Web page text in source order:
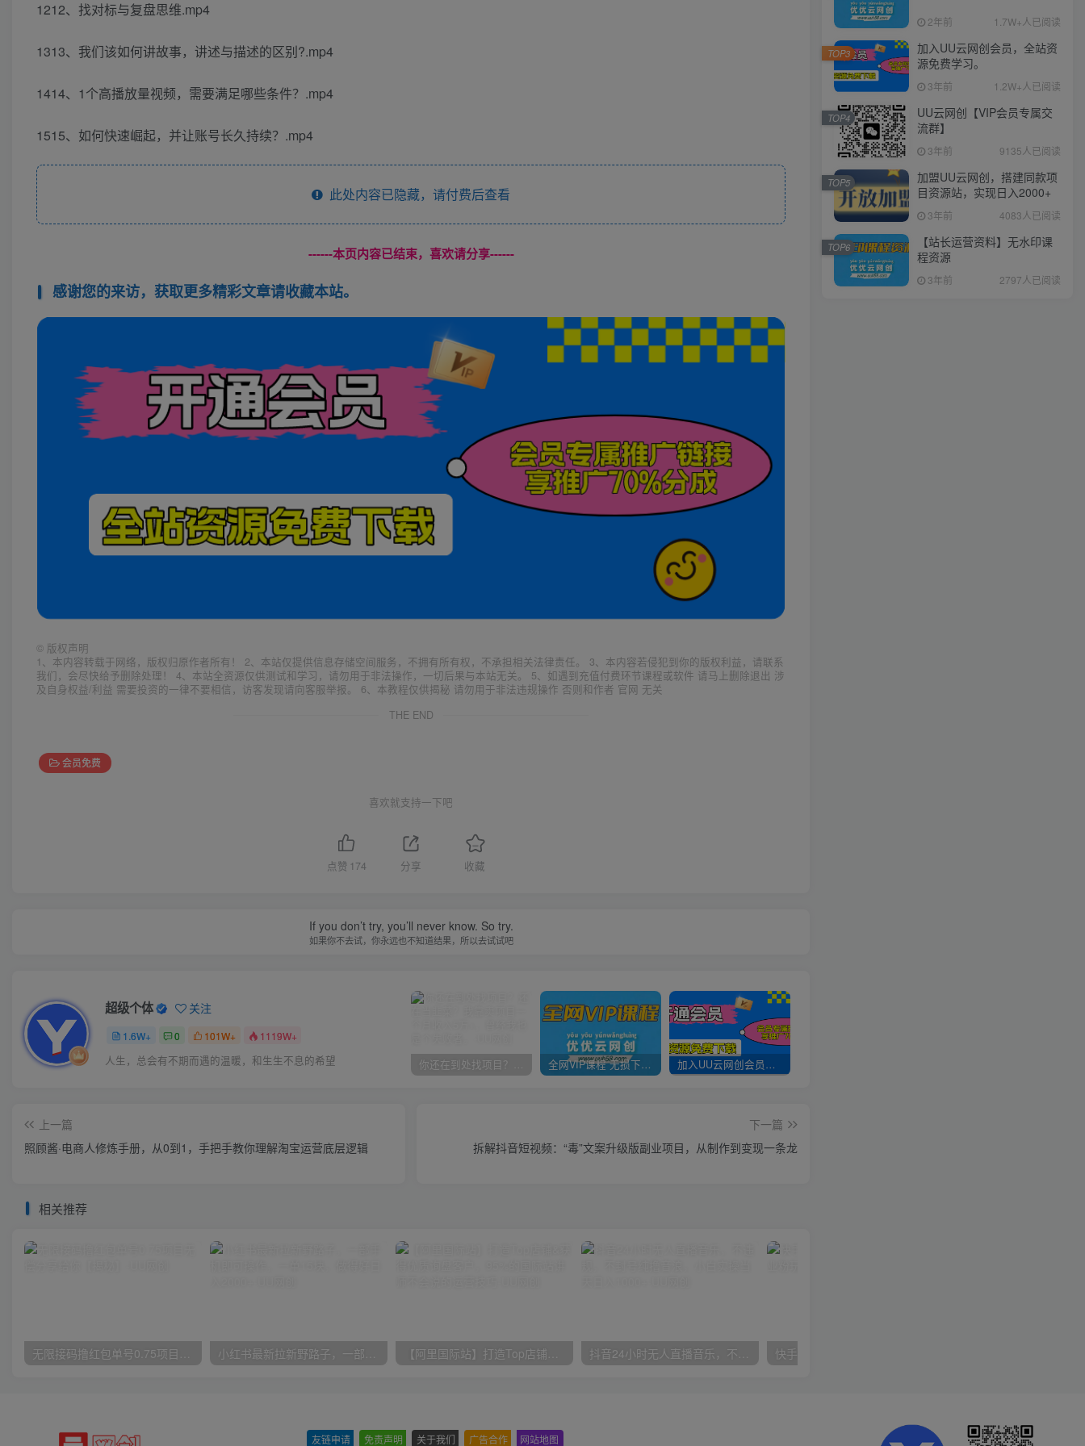
1212、找对标与复盘思维.mp4
1313、我们该如何讲故事，讲述与描述的区别?.mp4
1414、1个高播放量视频，需要满足哪些条件？.mp4
1515、如何快速崛起，并让账号长久持续？.mp4
此处内容已隐藏，请付费后查看
------本页内容已结束，喜欢请分享------
感谢您的来访，获取更多精彩文章请收藏本站。
© 版权声明
1、本内容转载于网络，版权归原作者所有！ 2、本站仅提供信息存储空间服务，不拥有所有权，不承担相关法律责任。 3、本内容若侵犯到你的版权利益，请联系
我们，会尽快给予删除处理！ 4、本站全资源仅供测试和学习，请勿用于非法操作，一切后果与本站无关。 5、如遇到充值付费环节课程或软件 请马上删除退出 涉
及自身权益/利益 需要投资的一律不要相信，访客发现请向客服举报。 6、本教程仅供揭秘 请勿用于非法违规操作 否则和作者 官网 无关
THE END
会员免费
喜欢就支持一下吧
点赞 174 分享 收藏
If you don’t try, you’ll never know. So try.
如果你不去试，你永远也不知道结果，所以去试试吧
超级个体 关注
1.6W+ 0 101W+ 1119W+
人生，总会有不期而遇的温暖，和生生不息的希望 你还在到处找项目？还在当韭菜？我靠卖项目一个月收入5万+，曾经我也是个失败者。 全网VIP课程 无损下载~ 加入UU云网创会员，全站资源免费学习。
上一篇
照顾酱·电商人修炼手册，从0到1，手把手教你理解淘宝运营底层逻辑
下一篇
拆解抖音短视频：“毒”文案升级版副业项目，从制作到变现一条龙
相关推荐
无限接码撸红包单号0.75项目无偿分享给你【揭秘】 小红书最新拉新野路子，一部手机即可操作，一单15块，做得好日入2000+ 【阿里国际站】打造Top店铺&获得优质询盘客户，​95%的国际站讲师不会说的运营技巧 抖音24小时无人直播音乐，不违规，不封号纯撸音浪，小白实操当天日入1000+
2年前 1.7W+人已阅读
加入UU云网创会员，全站资
源免费学习。
3年前 1.2W+人已阅读
TOP3
UU云网创【VIP会员专属交
流群】
3年前 9135人已阅读
TOP4
加盟UU云网创，搭建同款项
目资源站，实现日入2000+
3年前 4083人已阅读
TOP5
【站长运营资料】无水印课
程资源
3年前 2797人已阅读
TOP6
友链申请 免责声明 关于我们 广告合作 网站地图